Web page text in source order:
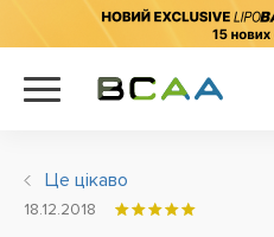
Це цікаво
18.12.2018